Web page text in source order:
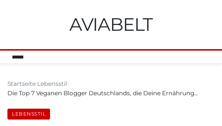
AVIABELT
Startseite Lebensstil
Die Top 7 Veganen Blogger Deutschlands, die Deine Ernährung…
LEBENSSTIL